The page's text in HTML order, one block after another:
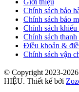
Giới thiệu
Chính sách bảo
Chính sách bảo
Chính sách khiếu
Chính sách thanh
Điều khoản &
Chính sách vận
© Copyright 2023-
HIỆU. Thiết kế bởi